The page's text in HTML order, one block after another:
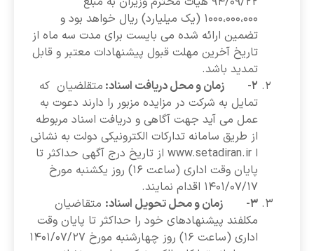
۱۰۰۰،۰۰۰،۰۰۰ (یک میلیارد) ریال خواهد بود و
تضمین ارائه شده می بایست برای مدت سه ماه از
تاریخ آخرین مهلت قبول پیشنهادات معتبر و قابل
تمدید باشد.
۲- زمان و محل دریافت اسناد:
متقلضیان که
تمایل به شرکت در مزایده مزبور را دارند دعوت به
عمل می آید جهت آگاهی و دریافت اسناد مربوطه
از طریق سامانه تدارکات الکترونیکی دولت به نشانی
ا www.setadiran.ir از تاریخ درج آگهی حداکثر تا
پایان وقت اداری (ساعت ۱۶) روز یکشنبه مورخ
۱۴۰۱/۰۷/۱۷ اقدام نمایند.
۳- زمان و محل تحویل اسناد:
متقاضیان
مکلفند پیشنهادهای خود را حداکثر تا پایان وقت
اداری (ساعت ۱۶) روز چهارشنبه مورخ ۱۴۰۱/۰۷/۲۷